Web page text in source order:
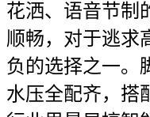
花洒、语音节制
顺畅，对于逃求
负的选择之一。
水压全配齐，搭